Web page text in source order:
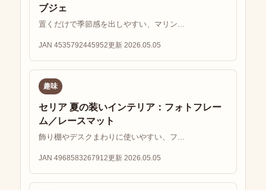
ブジェ
置くだけで季節感を出しやすい、マリン...
JAN 4535792445952更新 2026.05.05
趣味
セリア 夏の装いインテリア：フォトフレー
ム／レースマット
飾り棚やデスクまわりに使いやすい、フ...
JAN 4968583267912更新 2026.05.05